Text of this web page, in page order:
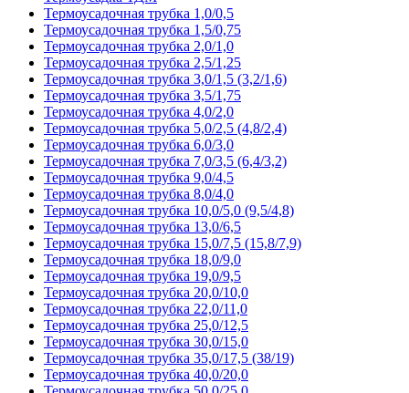
Термоусадочная трубка 1,0/0,5
Термоусадочная трубка 1,5/0,75
Термоусадочная трубка 2,0/1,0
Термоусадочная трубка 2,5/1,25
Термоусадочная трубка 3,0/1,5 (3,2/1,6)
Термоусадочная трубка 3,5/1,75
Термоусадочная трубка 4,0/2,0
Термоусадочная трубка 5,0/2,5 (4,8/2,4)
Термоусадочная трубка 6,0/3,0
Термоусадочная трубка 7,0/3,5 (6,4/3,2)
Термоусадочная трубка 9,0/4,5
Термоусадочная трубка 8,0/4,0
Термоусадочная трубка 10,0/5,0 (9,5/4,8)
Термоусадочная трубка 13,0/6,5
Термоусадочная трубка 15,0/7,5 (15,8/7,9)
Термоусадочная трубка 18,0/9,0
Термоусадочная трубка 19,0/9,5
Термоусадочная трубка 20,0/10,0
Термоусадочная трубка 22,0/11,0
Термоусадочная трубка 25,0/12,5
Термоусадочная трубка 30,0/15,0
Термоусадочная трубка 35,0/17,5 (38/19)
Термоусадочная трубка 40,0/20,0